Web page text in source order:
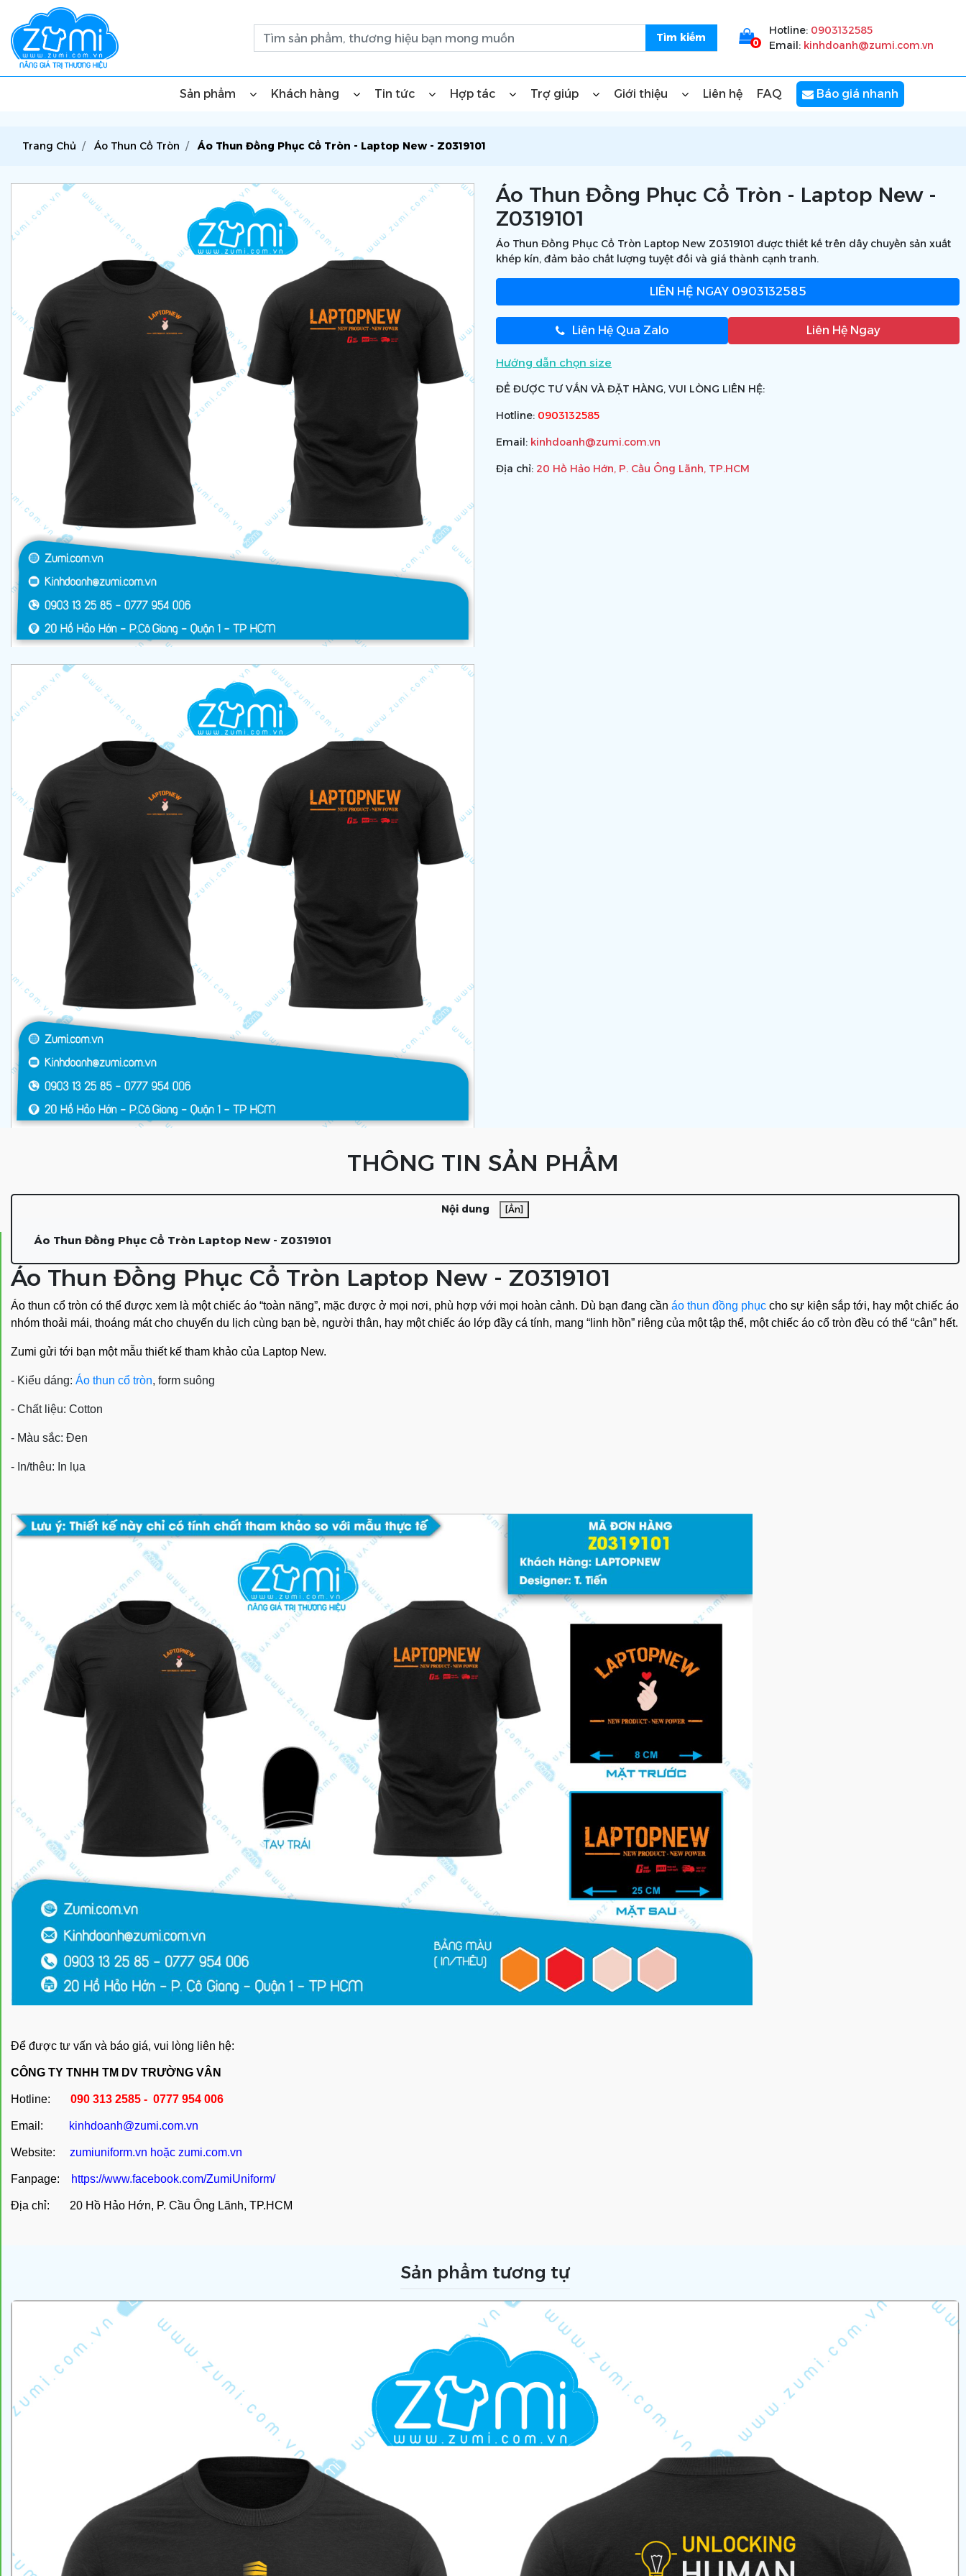
0
Hotline: 0903132585
Email: kinhdoanh@zumi.com.vn
Sản phẩm Khách hàng Tin tức Hợp tác Trợ giúp Giới thiệu Liên hệ FAQ Báo giá nhanh
Trang Chủ Áo Thun Cổ Tròn Áo Thun Đồng Phục Cổ Tròn - Laptop New - Z0319101
Áo Thun Đồng Phục Cổ Tròn - Laptop New -
Z0319101
Áo Thun Đồng Phục Cổ Tròn Laptop New Z0319101 được thiết kế trên dây chuyền sản xuất
khép kín, đảm bảo chất lượng tuyệt đối và giá thành cạnh tranh.
LIÊN HỆ NGAY0903132585
Liên Hệ Qua Zalo Liên Hệ Ngay
Hướng dẫn chọn size
ĐỂ ĐƯỢC TƯ VẤN VÀ ĐẶT HÀNG, VUI LÒNG LIÊN HỆ:
Hotline: 0903132585
Email: kinhdoanh@zumi.com.vn
Địa chỉ: 20 Hồ Hảo Hớn, P. Cầu Ông Lãnh, TP.HCM
THÔNG TIN SẢN PHẨM
Nội dung [Ẩn]
Áo Thun Đồng Phục Cổ Tròn Laptop New - Z0319101
Áo Thun Đồng Phục Cổ Tròn Laptop New - Z0319101
Áo thun cổ tròn có thể được xem là một chiếc áo “toàn năng”, mặc được ở mọi nơi, phù hợp với mọi hoàn cảnh. Dù bạn đang cần áo thun đồng phục cho sự kiện sắp tới, hay một chiếc áo
nhóm thoải mái, thoáng mát cho chuyến du lịch cùng bạn bè, người thân, hay một chiếc áo lớp đầy cá tính, mang “linh hồn” riêng của một tập thể, một chiếc áo cổ tròn đều có thể “cân” hết.
Zumi gửi tới bạn một mẫu thiết kế tham khảo của Laptop New.
- Kiểu dáng: Áo thun cổ tròn, form suông
- Chất liệu: Cotton
- Màu sắc: Đen
- In/thêu: In lụa
Để được tư vấn và báo giá, vui lòng liên hệ:
CÔNG TY TNHH TM DV TRƯỜNG VÂN
Hotline: 090 313 2585 - 0777 954 006
Email: kinhdoanh@zumi.com.vn
Website: zumiuniform.vn hoặc zumi.com.vn
Fanpage: https://www.facebook.com/ZumiUniform/
Địa chỉ: 20 Hồ Hảo Hớn, P. Cầu Ông Lãnh, TP.HCM
Sản phẩm tương tự